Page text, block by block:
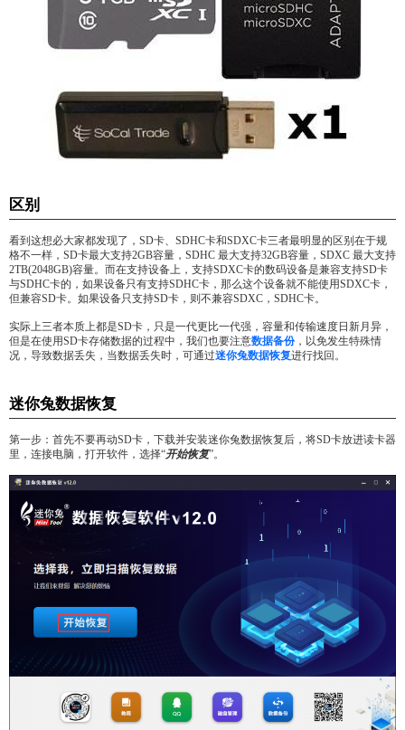
区别
看到这想必大家都发现了，SD卡、SDHC卡和SDXC卡三者最明显的区别在于规
格不一样，SD卡最大支持2GB容量，SDHC 最大支持32GB容量，SDXC 最大支持
2TB(2048GB)容量。而在支持设备上，支持SDXC卡的数码设备是兼容支持SD卡
与SDHC卡的，如果设备只有支持SDHC卡，那么这个设备就不能使用SDXC卡，
但兼容SD卡。如果设备只支持SD卡，则不兼容SDXC，SDHC卡。
实际上三者本质上都是SD卡，只是一代更比一代强，容量和传输速度日新月异，
但是在使用SD卡存储数据的过程中，我们也要注意数据备份，以免发生特殊情
况，导致数据丢失，当数据丢失时，可通过迷你兔数据恢复进行找回。
迷你兔数据恢复
第一步：首先不要再动SD卡，下载并安装迷你兔数据恢复后，将SD卡放进读卡器
里，连接电脑，打开软件，选择“开始恢复”。